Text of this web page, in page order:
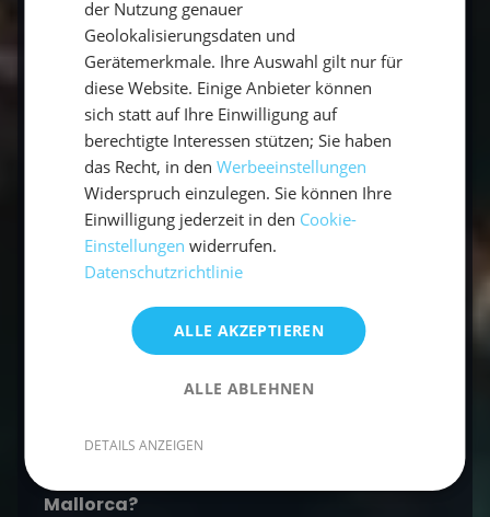
Häufige Fragen zum Gruppen-Segeltörn
auf Mallorca
Eignet sich ein Segeltörn für eine Gruppe
Freunde?
Ja, ideal: Ihr habt die Yacht für euch, teilt die
Kosten und erlebt gemeinsam Buchten, Baden
und Nightlife.
Braucht man Segelerfahrung?
Nein, mit Skipper an Bord könnt ihr ganz ohne
Mallorca?
der Nutzung genauer
Geolokalisierungsdaten und
Gerätemerkmale. Ihre Auswahl gilt nur für
diese Website. Einige Anbieter können
sich statt auf Ihre Einwilligung auf
berechtigte Interessen stützen; Sie haben
das Recht, in denWerbeeinstellungen
Widerspruch einzulegen. Sie können Ihre
Einwilligung jederzeit in den Cookie-
Einstellungen widerrufen.
Datenschutzrichtlinie
ALLE AKZEPTIEREN
ALLE ABLEHNEN
DETAILS ANZEIGEN